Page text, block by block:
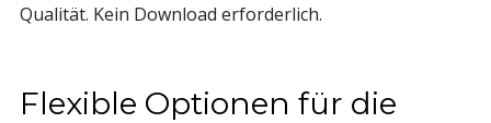
Qualität. Kein Download erforderlich.
Flexible Optionen für die